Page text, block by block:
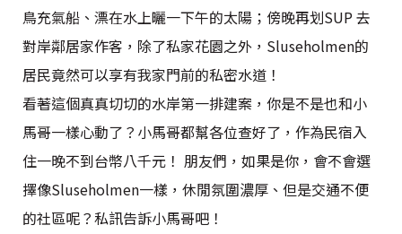
鳥充氣船、漂在水上曬一下午的太陽；傍晚再划SUP 去
對岸鄰居家作客，除了私家花園之外，Sluseholmen的
居民竟然可以享有我家門前的私密水道！
看著這個真真切切的水岸第一排建案，你是不是也和小
馬哥一樣心動了？小馬哥都幫各位查好了，作為民宿入
住一晚不到台幣八千元！ 朋友們，如果是你，會不會選
擇像Sluseholmen一樣，休閒氛圍濃厚、但是交通不便
的社區呢？私訊告訴小馬哥吧！